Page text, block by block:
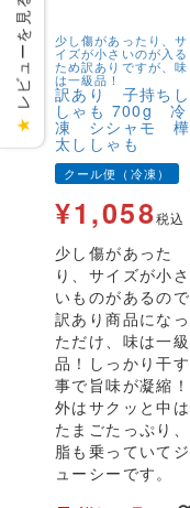
少し傷があったり、サ
イズが小さいのが入る
ため訳ありですが、味
は一級品！
訳あり 子持ちし
しゃも 700g 冷
凍 シシャモ 樺
太ししゃも
クール便（冷凍）
¥1,058税込
少し傷があった
り、サイズが小さ
いものがあるので
訳あり商品になっ
ただけ、味は一級
品！しっかり干す
事で旨味が凝縮！
外はサクッと中は
たまごたっぷり、
脂も乗っていてジ
ューシーです。
★
レビューを見る